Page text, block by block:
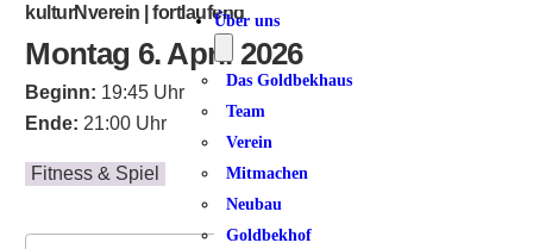
Über uns
Das Goldbekhaus
Team
Verein
Mitmachen
Neubau
Goldbekhof
kulturNverein | fortlaufend
Montag 6. April 2026
Beginn: 19:45 Uhr
Ende: 21:00 Uhr
Fitness & Spiel